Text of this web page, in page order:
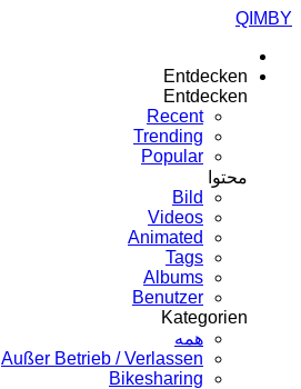
QIMBY
Entdecken
Entdecken
Recent
Trending
Popular
محتوا
Bild
Videos
Animated
Tags
Albums
Benutzer
Kategorien
همه
Außer Betrieb / Verlassen
Bikesharing